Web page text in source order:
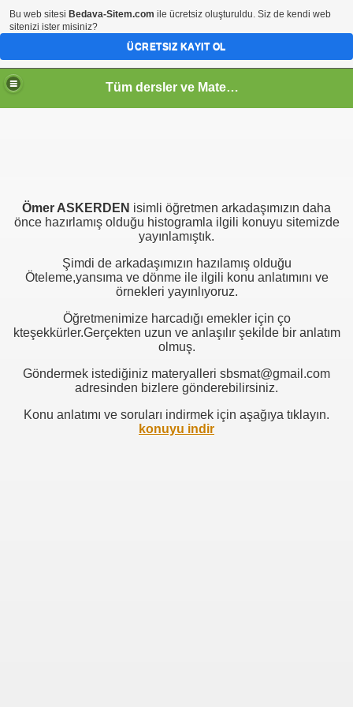
Tüm dersler ve Matematik
Ömer ASKERDEN isimli öğretmen arkadaşımızın daha
önce hazırlamış olduğu histogramla ilgili konuyu sitemizde
yayınlamıştık.
Şimdi de arkadaşımızın hazılamış olduğu
Öteleme,yansıma ve dönme ile ilgili konu anlatımını ve
örnekleri yayınlıyoruz.
Öğretmenimize harcadığı emekler için ço
kteşekkürler.Gerçekten uzun ve anlaşılır şekilde bir anlatım
olmuş.
Göndermek istediğiniz materyalleri sbsmat@gmail.com
adresinden bizlere gönderebilirsiniz.
Konu anlatımı ve soruları indirmek için aşağıya tıklayın.
konuyu indir
Bu web sitesi Bedava-Sitem.com ile ücretsiz oluşturuldu. Siz de kendi web
sitenizi ister misiniz?
ÜCRETSIZ KAYIT OL